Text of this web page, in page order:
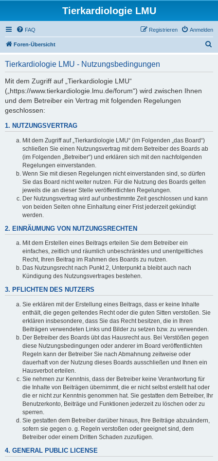
Tierkardiologie LMU
FAQ Anmelden
Registrieren
Foren-Übersicht
Tierkardiologie LMU - Nutzungsbedingungen
Mit dem Zugriff auf „Tierkardiologie LMU“
(„https://www.tierkardiologie.lmu.de/forum“) wird zwischen Ihnen
und dem Betreiber ein Vertrag mit folgenden Regelungen
geschlossen:
1. NUTZUNGSVERTRAG
Mit dem Zugriff auf „Tierkardiologie LMU“ (im Folgenden „das Board“)
schließen Sie einen Nutzungsvertrag mit dem Betreiber des Boards ab
(im Folgenden „Betreiber“) und erklären sich mit den nachfolgenden
Regelungen einverstanden.
Wenn Sie mit diesen Regelungen nicht einverstanden sind, so dürfen
Sie das Board nicht weiter nutzen. Für die Nutzung des Boards gelten
jeweils die an dieser Stelle veröffentlichten Regelungen.
Der Nutzungsvertrag wird auf unbestimmte Zeit geschlossen und kann
von beiden Seiten ohne Einhaltung einer Frist jederzeit gekündigt
werden.
2. EINRÄUMUNG VON NUTZUNGSRECHTEN
Mit dem Erstellen eines Beitrags erteilen Sie dem Betreiber ein
einfaches, zeitlich und räumlich unbeschränktes und unentgeltliches
Recht, Ihren Beitrag im Rahmen des Boards zu nutzen.
Das Nutzungsrecht nach Punkt 2, Unterpunkt a bleibt auch nach
Kündigung des Nutzungsvertrages bestehen.
3. PFLICHTEN DES NUTZERS
Sie erklären mit der Erstellung eines Beitrags, dass er keine Inhalte
enthält, die gegen geltendes Recht oder die guten Sitten verstoßen. Sie
erklären insbesondere, dass Sie das Recht besitzen, die in Ihren
Beiträgen verwendeten Links und Bilder zu setzen bzw. zu verwenden.
Der Betreiber des Boards übt das Hausrecht aus. Bei Verstößen gegen
diese Nutzungsbedingungen oder anderer im Board veröffentlichten
Regeln kann der Betreiber Sie nach Abmahnung zeitweise oder
dauerhaft von der Nutzung dieses Boards ausschließen und Ihnen ein
Hausverbot erteilen.
Sie nehmen zur Kenntnis, dass der Betreiber keine Verantwortung für
die Inhalte von Beiträgen übernimmt, die er nicht selbst erstellt hat oder
die er nicht zur Kenntnis genommen hat. Sie gestatten dem Betreiber, Ihr
Benutzerkonto, Beiträge und Funktionen jederzeit zu löschen oder zu
sperren.
Sie gestatten dem Betreiber darüber hinaus, Ihre Beiträge abzuändern,
sofern sie gegen o. g. Regeln verstoßen oder geeignet sind, dem
Betreiber oder einem Dritten Schaden zuzufügen.
4. GENERAL PUBLIC LICENSE